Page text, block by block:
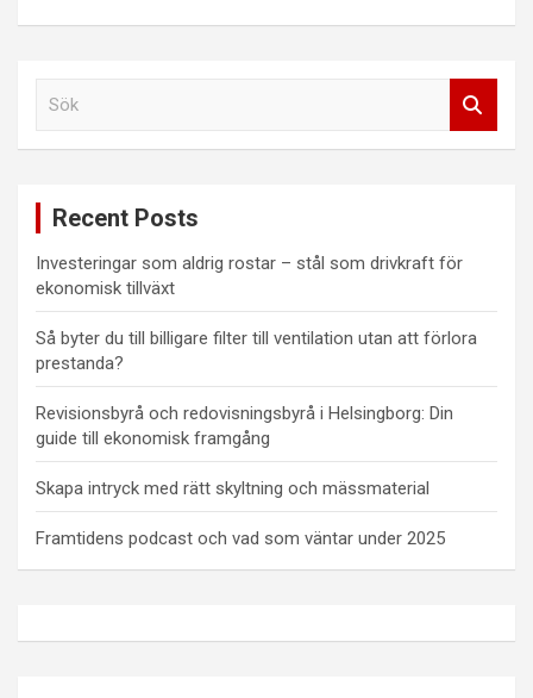
Recent Posts
Investeringar som aldrig rostar – stål som drivkraft för
ekonomisk tillväxt
Så byter du till billigare filter till ventilation utan att förlora
prestanda?
Revisionsbyrå och redovisningsbyrå i Helsingborg: Din
guide till ekonomisk framgång
Skapa intryck med rätt skyltning och mässmaterial
Framtidens podcast och vad som väntar under 2025